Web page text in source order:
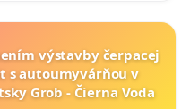
výstavby čerpacej
s autoumyvárňou v
Grob - Čierna Voda